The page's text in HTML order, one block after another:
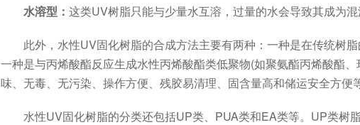
水溶型： 这类UV树脂只能与少量水互溶，过量的水会导致其成为混
此外，水性UV固化树脂的合成方法主要有两种：一种是在传统树脂
一种是与丙烯酸酯反应生成水性丙烯酸酯类低聚物(如聚氨酯丙烯酸酯
味、无毒、无污染、操作方便、残胶易清理、固含量高和储运安全方便
水性UV固化树脂的分类还包括UP类、PUA类和EA类等。UP类树